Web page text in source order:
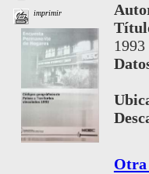
imprimir
1993